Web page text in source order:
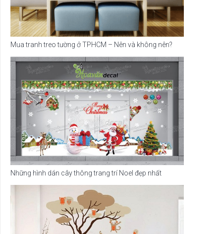
Mua tranh treo tường ở TPHCM – Nên và không nên?
Những hình dán cây thông trang trí Noel đẹp nhất